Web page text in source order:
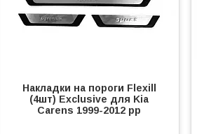
Накладки на пороги Flexill
(4шт) Exclusive для Kia
Carens 1999-2012 рр